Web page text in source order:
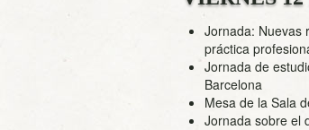
Jornada: Nuevas
práctica
Jornada de
Barcelona
Mesa de la Sala
Jornada sobre el